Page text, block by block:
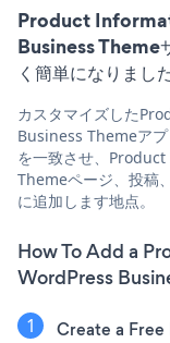
Product
Business Theme
く簡単になりまし
カスタマイズした
Business Themeア
を一致させ、
Themeページ、投稿
に追加します地点。
How To Add a
WordPress
Create a